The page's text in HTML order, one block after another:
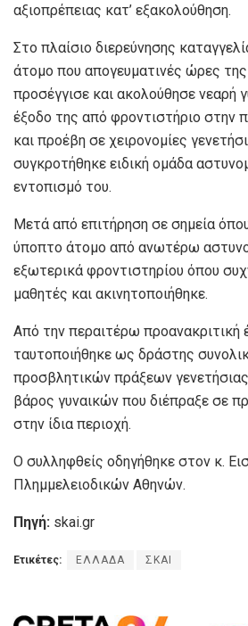
αξιοπρέπειας κατ’ εξακολούθηση.
Στο πλαίσιο διερεύνησης
άτομο που απογευματινές ώρες
προσέγγισε και ακολούθησε νεαρή
έξοδο της από φροντιστήριο στην
και προέβη σε χειρονομίες
συγκροτήθηκε ειδική ομάδα
εντοπισμό του.
Μετά από επιτήρηση σε σημεία
ύποπτο άτομο από ανωτέρω
εξωτερικά φροντιστηρίου όπου
μαθητές και ακινητοποιήθηκε.
Από την περαιτέρω προανακριτική
ταυτοποιήθηκε ως δράστης
προσβλητικών πράξεων
βάρος γυναικών που διέπραξε σε
στην ίδια περιοχή.
Ο συλληφθείς οδηγήθηκε στον κ.
Πλημμελειοδικών Αθηνών.
Πηγή: skai.gr
Ετικέτες: ΕΛΛΑΔΑ ΣΚΑΙ